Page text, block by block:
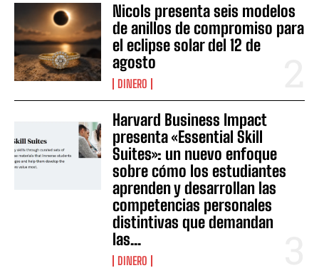
Nicols presenta seis modelos
de anillos de compromiso para
el eclipse solar del 12 de
agosto
DINERO
Harvard Business Impact
presenta «Essential Skill
Suites»: un nuevo enfoque
sobre cómo los estudiantes
aprenden y desarrollan las
competencias personales
distintivas que demandan
las...
DINERO